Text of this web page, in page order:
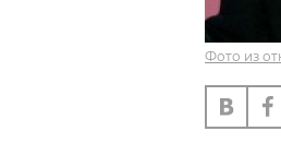
Фото из